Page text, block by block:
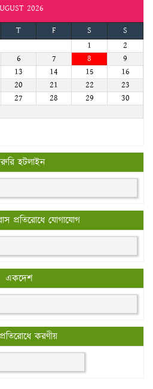
2026
T F S
S
1
2
6 7 8
9
13 14 15
16
20 21 22
23
27 28 29
30
হটলাইন
প্রতিরোধে যোগাযোগ
একদেশ
করণীয়